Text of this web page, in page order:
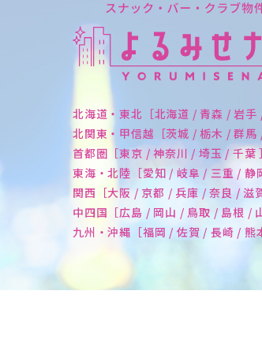
北海道・東北［北海道 / 青森 / 岩手
北関東・甲信越［茨城 / 栃木 / 群馬
首都圏［東京 / 神奈川 / 埼玉 / 千葉
東海・北陸［愛知 / 岐阜 / 三重 / 静
関西［大阪 / 京都 / 兵庫 / 奈良 / 滋
中四国［広島 / 岡山 / 鳥取 / 島根 /
九州・沖縄［福岡 / 佐賀 / 長崎 / 熊